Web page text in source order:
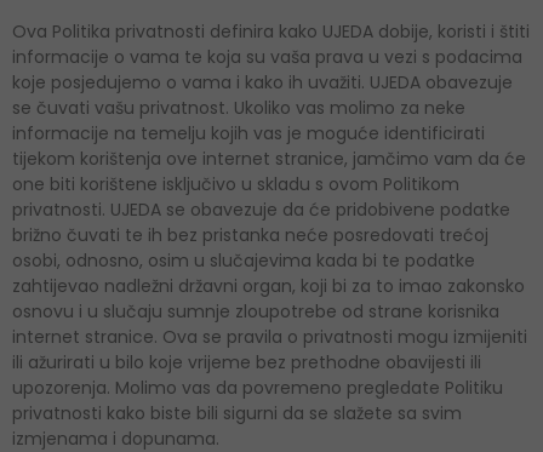
Ova Politika privatnosti definira kako UJEDA dobije, koristi i štiti
informacije o vama te koja su vaša prava u vezi s podacima
koje posjedujemo o vama i kako ih uvažiti. UJEDA obavezuje
se čuvati vašu privatnost. Ukoliko vas molimo za neke
informacije na temelju kojih vas je moguće identificirati
tijekom korištenja ove internet stranice, jamčimo vam da će
one biti korištene isključivo u skladu s ovom Politikom
privatnosti. UJEDA se obavezuje da će pridobivene podatke
brižno čuvati te ih bez pristanka neće posredovati trećoj
osobi, odnosno, osim u slučajevima kada bi te podatke
zahtijevao nadležni državni organ, koji bi za to imao zakonsko
osnovu i u slučaju sumnje zloupotrebe od strane korisnika
internet stranice. Ova se pravila o privatnosti mogu izmijeniti
ili ažurirati u bilo koje vrijeme bez prethodne obavijesti ili
upozorenja. Molimo vas da povremeno pregledate Politiku
privatnosti kako biste bili sigurni da se slažete sa svim
izmjenama i dopunama.